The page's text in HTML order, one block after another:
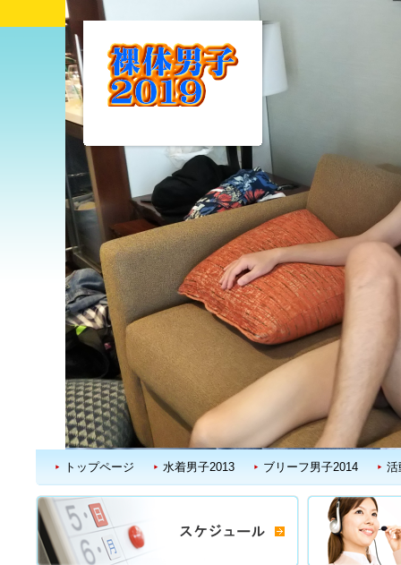
トップページ 水着男子2013 ブリーフ男子2014 活